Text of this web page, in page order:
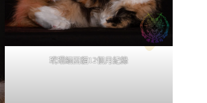
玳瑁緬因貓12個月紀錄